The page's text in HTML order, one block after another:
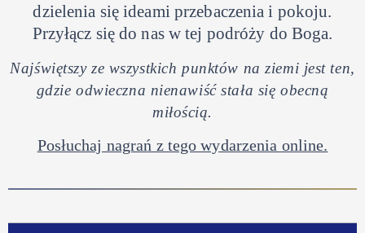
dzielenia się ideami przebaczenia i pokoju.
Przyłącz się do nas w tej podróży do Boga.
Najświętszy ze wszystkich punktów na ziemi jest ten,
gdzie odwieczna nienawiść stała się obecną
miłością.
Posłuchaj nagrań z tego wydarzenia online.